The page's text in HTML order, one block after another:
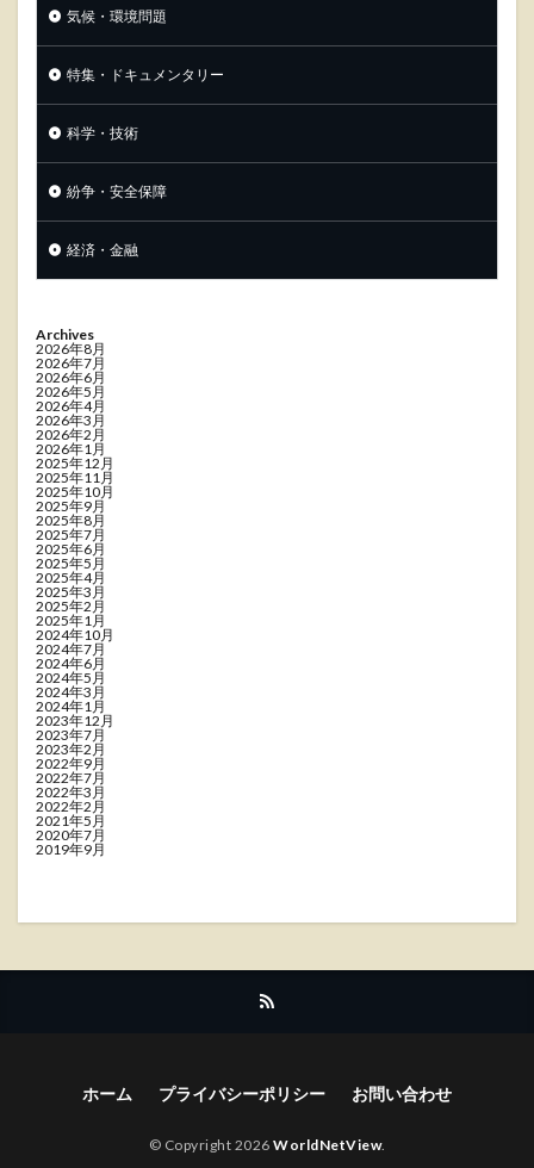
気候・環境問題
特集・ドキュメンタリー
科学・技術
紛争・安全保障
経済・金融
Archives
2026年8月
2026年7月
2026年6月
2026年5月
2026年4月
2026年3月
2026年2月
2026年1月
2025年12月
2025年11月
2025年10月
2025年9月
2025年8月
2025年7月
2025年6月
2025年5月
2025年4月
2025年3月
2025年2月
2025年1月
2024年10月
2024年7月
2024年6月
2024年5月
2024年3月
2024年1月
2023年12月
2023年7月
2023年2月
2022年9月
2022年7月
2022年3月
2022年2月
2021年5月
2020年7月
2019年9月
ホーム プライバシーポリシー お問い合わせ
© Copyright 2026 WorldNetView.